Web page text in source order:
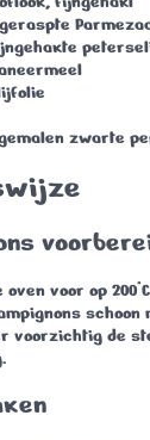
zwarte
voor op
voorzichtig de